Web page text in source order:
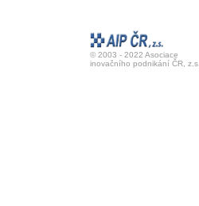
© 2003 - 2022 Asociace
inovačního podnikání ČR, z.s.